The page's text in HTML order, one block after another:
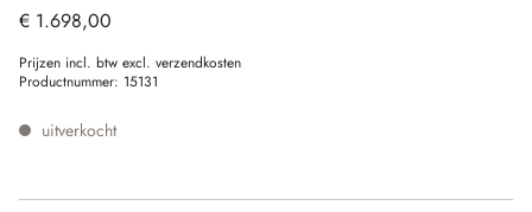
€ 1.698,00
Prijzen incl. btw excl. verzendkosten
Productnummer: 15131
uitverkocht